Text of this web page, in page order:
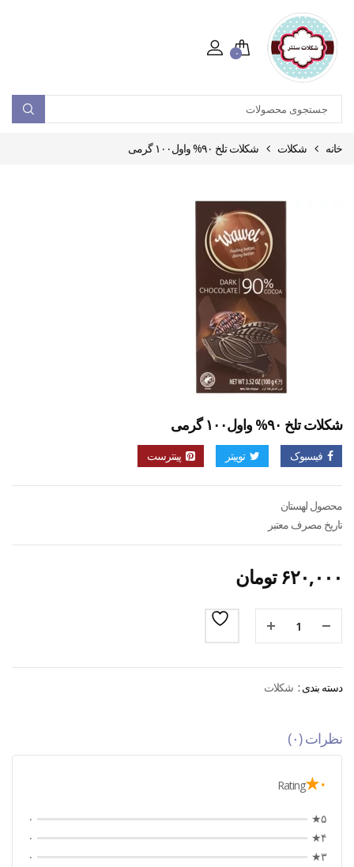
۰
خانه شکلات شکلات تلخ ۹۰% واول۱۰۰ گرمی
شکلات تلخ ۹۰% واول۱۰۰ گرمی
فیسبوک توییتر پینترست
محصول لهستان
تاریخ مصرف معتبر
۶۲۰,۰۰۰ تومان
دسته بندی : شکلات
نظرات (۰)
۰★ Rating
۵★
۰
۴★
۰
۳★
۰